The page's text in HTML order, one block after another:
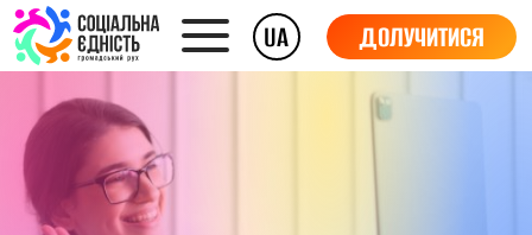
UA ДОЛУЧИТИСЯ